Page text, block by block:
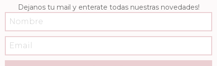
Dejanos tu mail y enterate todas nuestras novedades!